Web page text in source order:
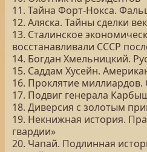
11. Тайна Форт-Нокса.
12. Аляска. Тайны сделки
13. Сталинское
восстанавливали СССР
14. Богдан Хмельницкий.
15. Саддам Хусейн.
16. Проклятие
17. Подвиг генерала
18. Диверсия с золотым
19. Некнижная история.
гвардии»
20. Чапай. Подлинная